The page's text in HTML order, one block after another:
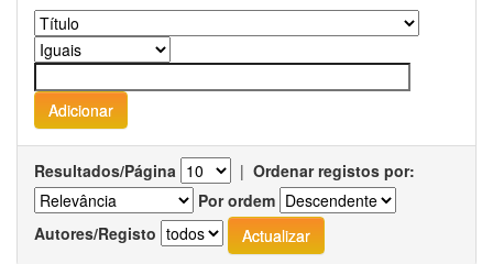
Resultados/Página | Ordenar registos por:
Por ordem
Autores/Registo